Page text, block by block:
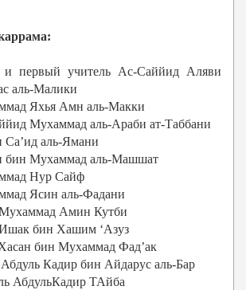
учитель Ас-Саййид Аляви
аль-Малики
Яхья Амн аль-Макки
Мухаммад аль-Араби ат-Таббани
аль-Ямани
Мухаммад аль-Машшат
Нур Сайф
Ясин аль-Фадани
Амин Кутби
бин Хашим ‘Азуз
бин Мухаммад Фад’ак
Кадир бин Айдарус аль-Бар
АбдульКадир ТАйба